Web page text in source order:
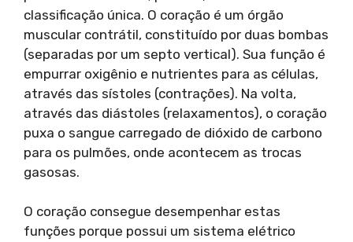
classificação única. O coração é um órgão
muscular contrátil, constituído por duas bombas
(separadas por um septo vertical). Sua função é
empurrar oxigênio e nutrientes para as células,
através das sístoles (contrações). Na volta,
através das diástoles (relaxamentos), o coração
puxa o sangue carregado de dióxido de carbono
para os pulmões, onde acontecem as trocas
gasosas.
O coração consegue desempenhar estas
funções porque possui um sistema elétrico